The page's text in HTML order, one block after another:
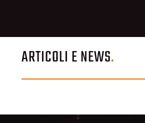
ARTICOLI E NEWS.